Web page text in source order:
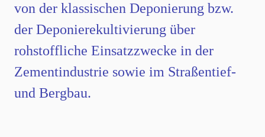
von der klassischen Deponierung bzw.
der Deponierekultivierung über
rohstoffliche Einsatzzwecke in der
Zementindustrie sowie im Straßentief-
und Bergbau.